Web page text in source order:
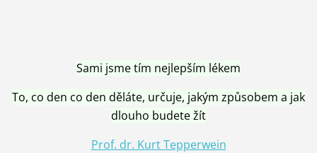
Sami jsme tím nejlepším lékem
To, co den co den děláte, určuje, jakým způsobem a jak
dlouho budete žít
Prof. dr. Kurt Tepperwein